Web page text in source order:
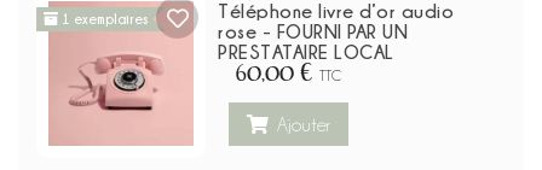
1 exemplaires
Téléphone livre d’or audio
rose - FOURNI PAR UN
PRESTATAIRE LOCAL
60,00 € TTC
Ajouter